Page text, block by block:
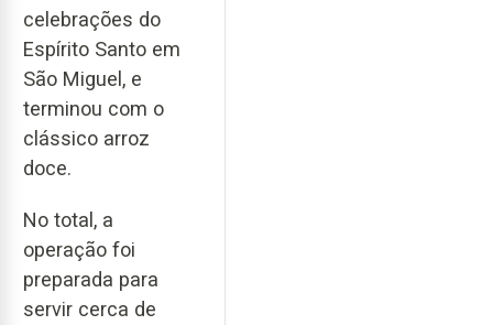
celebrações do
Espírito Santo em
São Miguel, e
terminou com o
clássico arroz
doce.
No total, a
operação foi
preparada para
servir cerca de